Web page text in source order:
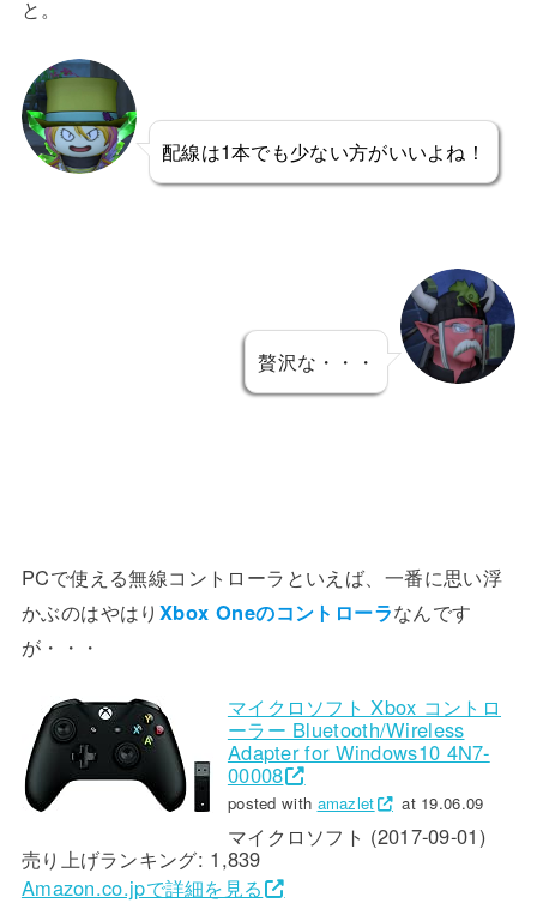
と。
配線は1本でも少ない方がいいよね！
贅沢な・・・
PCで使える無線コントローラといえば、一番に思い浮
かぶのはやはり Xbox Oneのコントローラなんです
が・・・
マイクロソフト Xbox コントロ
ーラー Bluetooth/Wireless
Adapter for Windows10 4N7-
00008
posted with amazlet at 19.06.09
マイクロソフト (2017-09-01)
売り上げランキング: 1,839
Amazon.co.jpで詳細を見る